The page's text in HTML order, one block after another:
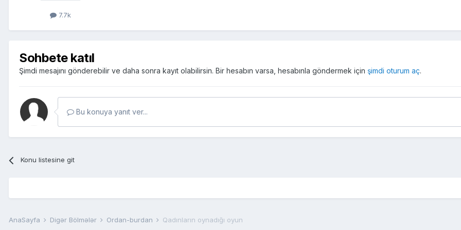
7.7k
Sohbete katıl
Şimdi mesajını gönderebilir ve daha sonra kayıt olabilirsin. Bir hesabın varsa, hesabınla göndermek için şimdi oturum aç.
Bu konuya yanıt ver...
Konu listesine git
AnaSayfa Digər Bölmələr Ordan-burdan Qadınların oynadığı oyun